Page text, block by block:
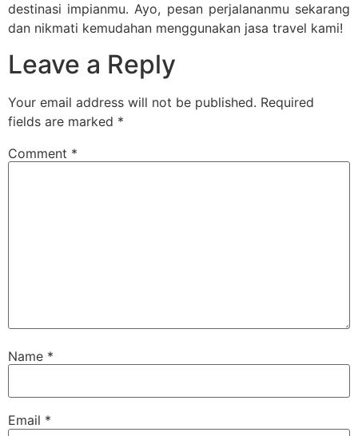
destinasi impianmu. Ayo, pesan perjalananmu sekarang
dan nikmati kemudahan menggunakan jasa travel kami!
Leave a Reply
Your email address will not be published. Required
fields are marked *
Comment *
Name *
Email *